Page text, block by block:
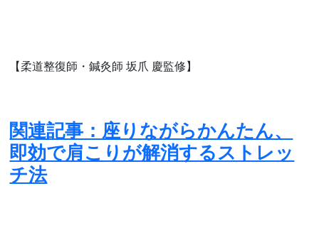
【柔道整復師・鍼灸師 坂爪 慶監修】
関連記事：座りながらかんたん、
即効で肩こりが解消するストレッ
チ法